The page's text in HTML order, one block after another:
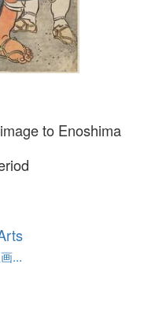
to Enoshima
...